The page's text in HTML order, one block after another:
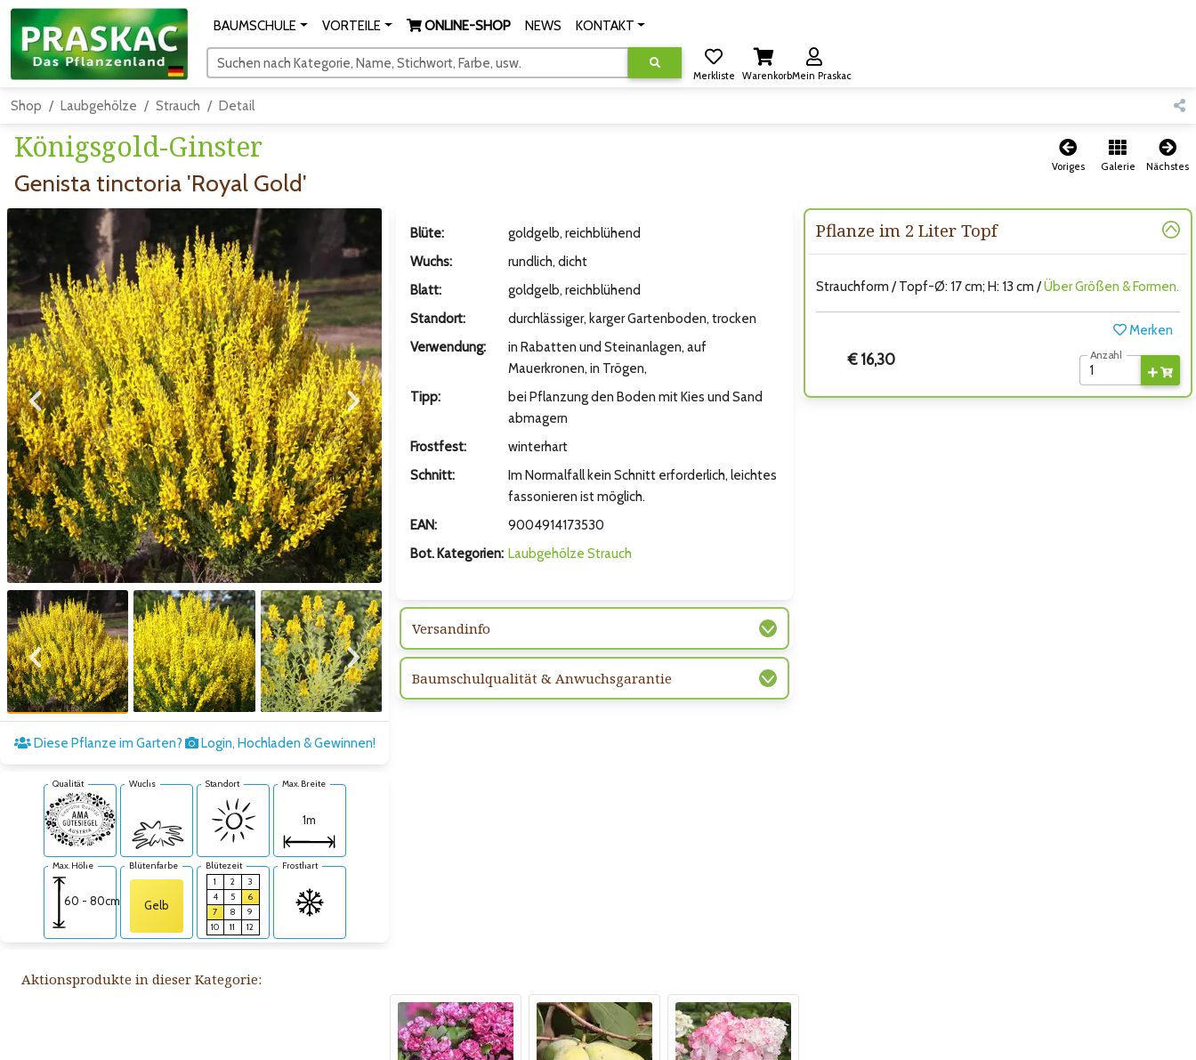
BAUMSCHULE VORTEILE ONLINE-SHOP NEWS KONTAKT
Suchen nach Kategorie, Name, Stichwort, Farbe, usw.
Merkliste WarenkorbMein Praskac
Shop Laubgehölze Strauch Detail
Königsgold-Ginster
Genista tinctoria 'Royal Gold'
Voriges Galerie Nächstes
Zum vorigen Bild Zum nächsten Bild
Zum vorigen Bild Zum nächsten Bild
Diese Pflanze im Garten? Login, Hochladen & Gewinnen!
Qualität Wuchs Standort Max. Breite
1m
Max. Höhe
60 - 80cm
Blütenfarbe
Gelb
Blütezeit
1
2
3
4
5
6
7
8
9
10
11 12
Frosthart
Pflanze im 2 Liter Topf
Strauchform / Topf-Ø: 17 cm; H: 13 cm /Über Größen & Formen.
Merken
€ 16,30 Anzahl
Blüte:
goldgelb, reichblühend
Wuchs:
rundlich, dicht
Blatt:
goldgelb, reichblühend
Standort:
durchlässiger, karger Gartenboden, trocken
Verwendung:
in Rabatten und Steinanlagen, auf
Mauerkronen, in Trögen,
Tipp:
bei Pflanzung den Boden mit Kies und Sand
abmagern
Frostfest:
winterhart
Schnitt:
Im Normalfall kein Schnitt erforderlich, leichtes
fassonieren ist möglich.
EAN:
9004914173530
Bot. Kategorien: Laubgehölze Strauch
Versandinfo
Baumschulqualität & Anwuchsgarantie
Aktionsprodukte in dieser Kategorie: